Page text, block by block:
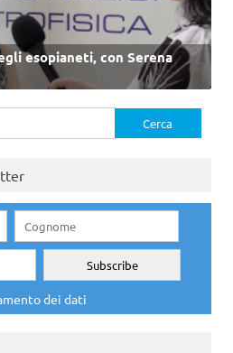
esopianeti, con Serena
dei dati